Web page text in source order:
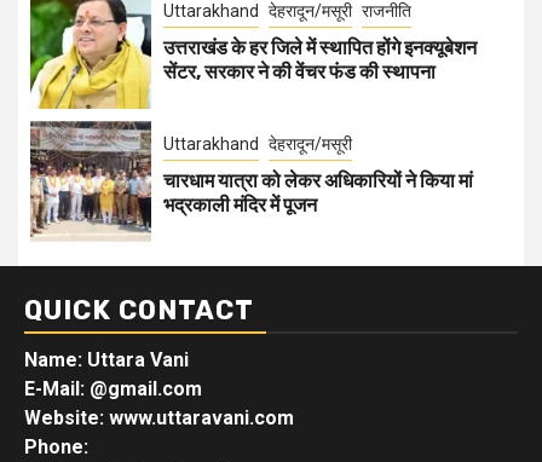
Uttarakhand देहरादून/मसूरी राजनीति
उत्तराखंड के हर जिले में स्थापित होंगे इनक्यूबेशन
सेंटर, सरकार ने की वेंचर फंड की स्थापना
Uttarakhand देहरादून/मसूरी
चारधाम यात्रा को लेकर अधिकारियों ने किया मां
भद्रकाली मंदिर में पूजन
QUICK CONTACT
Name: Uttara Vani
E-Mail: @gmail.com
Website: www.uttaravani.com
Phone: